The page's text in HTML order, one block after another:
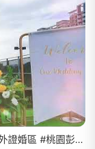
《彭園婚宴會館-八德館》自然原色 戶外證婚區 #桃園彭園 #八德彭園 #彭園會館